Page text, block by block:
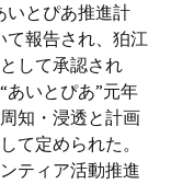
いとぴあ推進計
て報告され、狛江
して承認され
あいとぴあ”元年
知・浸透と計画
て定められた。
ティア活動推進